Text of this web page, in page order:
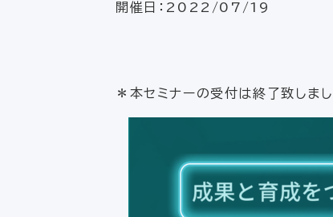
開催日： 2022/07/19
＊本セミナーの受付は終了致しま